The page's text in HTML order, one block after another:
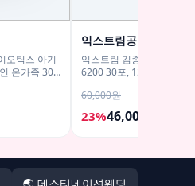
오틱스 아기
온가족 30
익스트림공식스토어
익스트림 김종국 트리플
6200 30포, 1개
60,000원
23%46,000원